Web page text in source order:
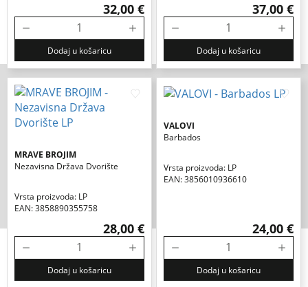
32,00 €
Dodaj u košaricu
37,00 €
Dodaj u košaricu
MRAVE BROJIM
Nezavisna Država Dvorište
Vrsta proizvoda: LP
EAN: 3858890355758
28,00 €
Dodaj u košaricu
VALOVI
Barbados
Vrsta proizvoda: LP
EAN: 3856010936610
24,00 €
Dodaj u košaricu